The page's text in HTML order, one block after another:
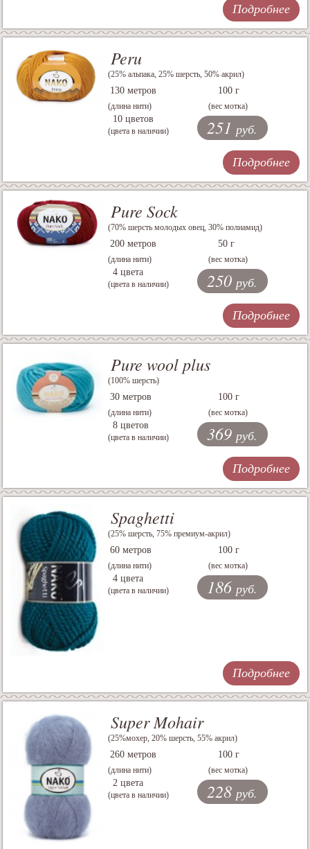
Подробнее
Peru
(25% альпака, 25% шерсть, 50% акрил)
130 метров
(длина нити)
100 г
(вес мотка)
10 цветов
(цвета в наличии) 251 руб.
Подробнее
Pure Sock
(70% шерсть молодых овец, 30% полиамид)
200 метров
(длина нити)
50 г
(вес мотка)
4 цвета
(цвета в наличии) 250 руб.
Подробнее
Pure wool plus
(100% шерсть)
30 метров
(длина нити)
100 г
(вес мотка)
8 цветов
(цвета в наличии) 369 руб.
Подробнее
Spaghetti
(25% шерсть, 75% премиум-акрил)
60 метров
(длина нити)
100 г
(вес мотка)
4 цвета
(цвета в наличии) 186 руб.
Подробнее
Super Mohair
(25%мохер, 20% шерсть, 55% акрил)
260 метров
(длина нити)
100 г
(вес мотка)
2 цвета
(цвета в наличии) 228 руб.